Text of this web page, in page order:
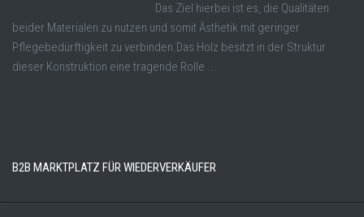
Das Ziel hierbei ist es, die Qualitäten
beider Materialen zu nutzen und somit Ästhetik mit geringer
Pflegebedürftigkeit zu verbinden.Das Holz besitzt in der Struktur
dieser Konstruktion eine tragende Rolle ...
B2B MARKTPLATZ FÜR WIEDERVERKÄUFER